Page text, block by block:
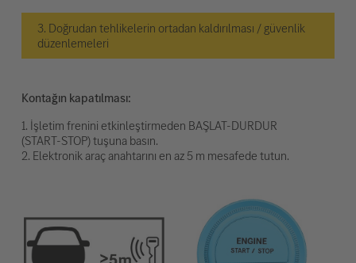
3. Doğrudan tehlikelerin ortadan kaldırılması / güvenlik
düzenlemeleri
Kontağın kapatılması:
1. İşletim frenini etkinleştirmeden BAŞLAT-DURDUR
(START-STOP) tuşuna basın.
2. Elektronik araç anahtarını en az 5 m mesafede tutun.